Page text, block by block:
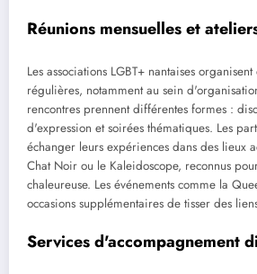
Réunions mensuelles et
Les associations LGBT+ nantaises
régulières, notamment au sein
rencontres prennent différentes formes :
d'expression et soirées thématiques. Les
échanger leurs expériences dans des lieux
Chat Noir ou le Kaleidoscope, reconnus
chaleureuse. Les événements comme la
occasions supplémentaires de tisser des
Services d'accompagnement